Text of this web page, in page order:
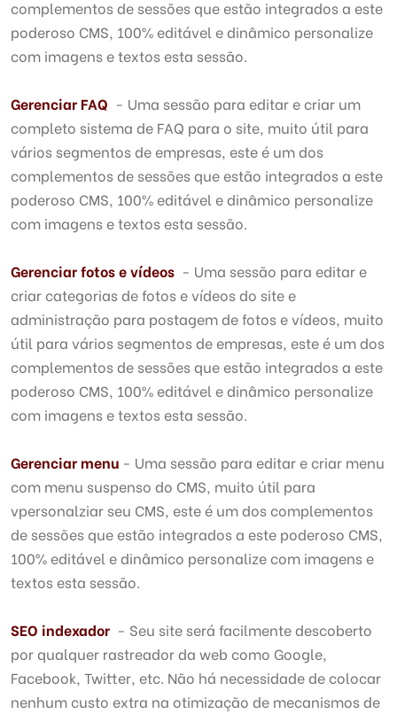
complementos de sessões que estão integrados a este
poderoso CMS, 100% editável e dinâmico personalize
com imagens e textos esta sessão.
Gerenciar FAQ - Uma sessão para editar e criar um
completo sistema de FAQ para o site, muito útil para
vários segmentos de empresas, este é um dos
complementos de sessões que estão integrados a este
poderoso CMS, 100% editável e dinâmico personalize
com imagens e textos esta sessão.
Gerenciar fotos e vídeos - Uma sessão para editar e
criar categorias de fotos e vídeos do site e
administração para postagem de fotos e vídeos, muito
útil para vários segmentos de empresas, este é um dos
complementos de sessões que estão integrados a este
poderoso CMS, 100% editável e dinâmico personalize
com imagens e textos esta sessão.
Gerenciar menu - Uma sessão para editar e criar menu
com menu suspenso do CMS, muito útil para
vpersonalziar seu CMS, este é um dos complementos
de sessões que estão integrados a este poderoso CMS,
100% editável e dinâmico personalize com imagens e
textos esta sessão.
SEO indexador - Seu site será facilmente descoberto
por qualquer rastreador da web como Google,
Facebook, Twitter, etc. Não há necessidade de colocar
nenhum custo extra na otimização de mecanismos de